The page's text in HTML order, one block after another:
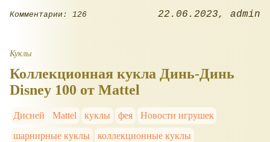
Комментарии: 126 22.06.2023 admin
Куклы
Коллекционная кукла Динь-Динь
Disney 100 от Mattel
Дисней Mattel куклы фея
Новости игрушек
шарнирные куклы
коллекционные куклы